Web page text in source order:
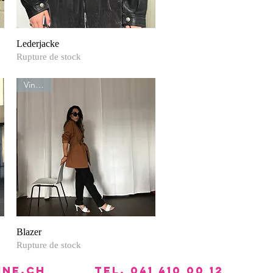
Aperçu rapide
Lederjacke
Rupture de stock
Vintage
Blazer
Rupture de stock